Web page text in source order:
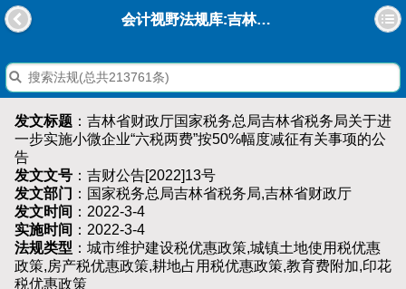
会计视野法规库:吉林省财政厅国家税务总局吉林省税务局关于进一步实施小微企业“六税两费”按50%幅度减征有关事项的公告
发文标题 ：吉林省财政厅国家税务总局吉林省税务局关于进
一步实施小微企业“六税两费”按50%幅度减征有关事项的公
告
发文文号 ：吉财公告[2022]13号
发文部门 ：国家税务总局吉林省税务局,吉林省财政厅
发文时间 ：2022-3-4
实施时间 ：2022-3-4
法规类型 ：城市维护建设税优惠政策,城镇土地使用税优惠
政策,房产税优惠政策,耕地占用税优惠政策,教育费附加,印花
税优惠政策